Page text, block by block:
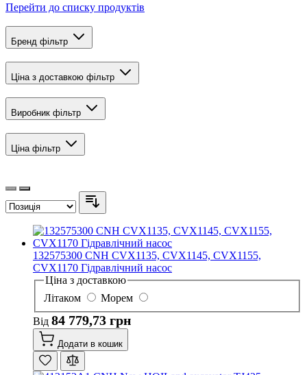
Перейти до списку продуктів
Бренд фільтр
Ціна з доставкою фільтр
Виробник фільтр
Ціна фільтр
132575300 CNH CVX1135, CVX1145, CVX1155,
CVX1170 Гідравлічний насос
Ціна з доставкою
Літаком
Морем
Від 84 779,73 грн
Додати в кошик